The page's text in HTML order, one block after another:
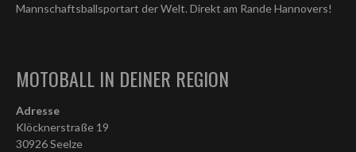
Mannschaftsballsportart der Welt. Direkt am Rande Hannovers!
MOTOBALL IN DEINER REGION
Adresse
Klöcknerstraße 19
30926 Seelze